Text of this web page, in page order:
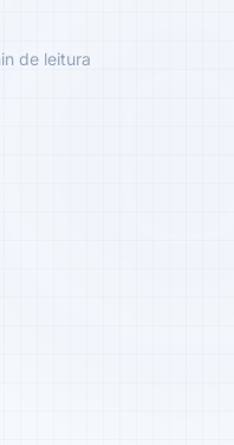
de leitura